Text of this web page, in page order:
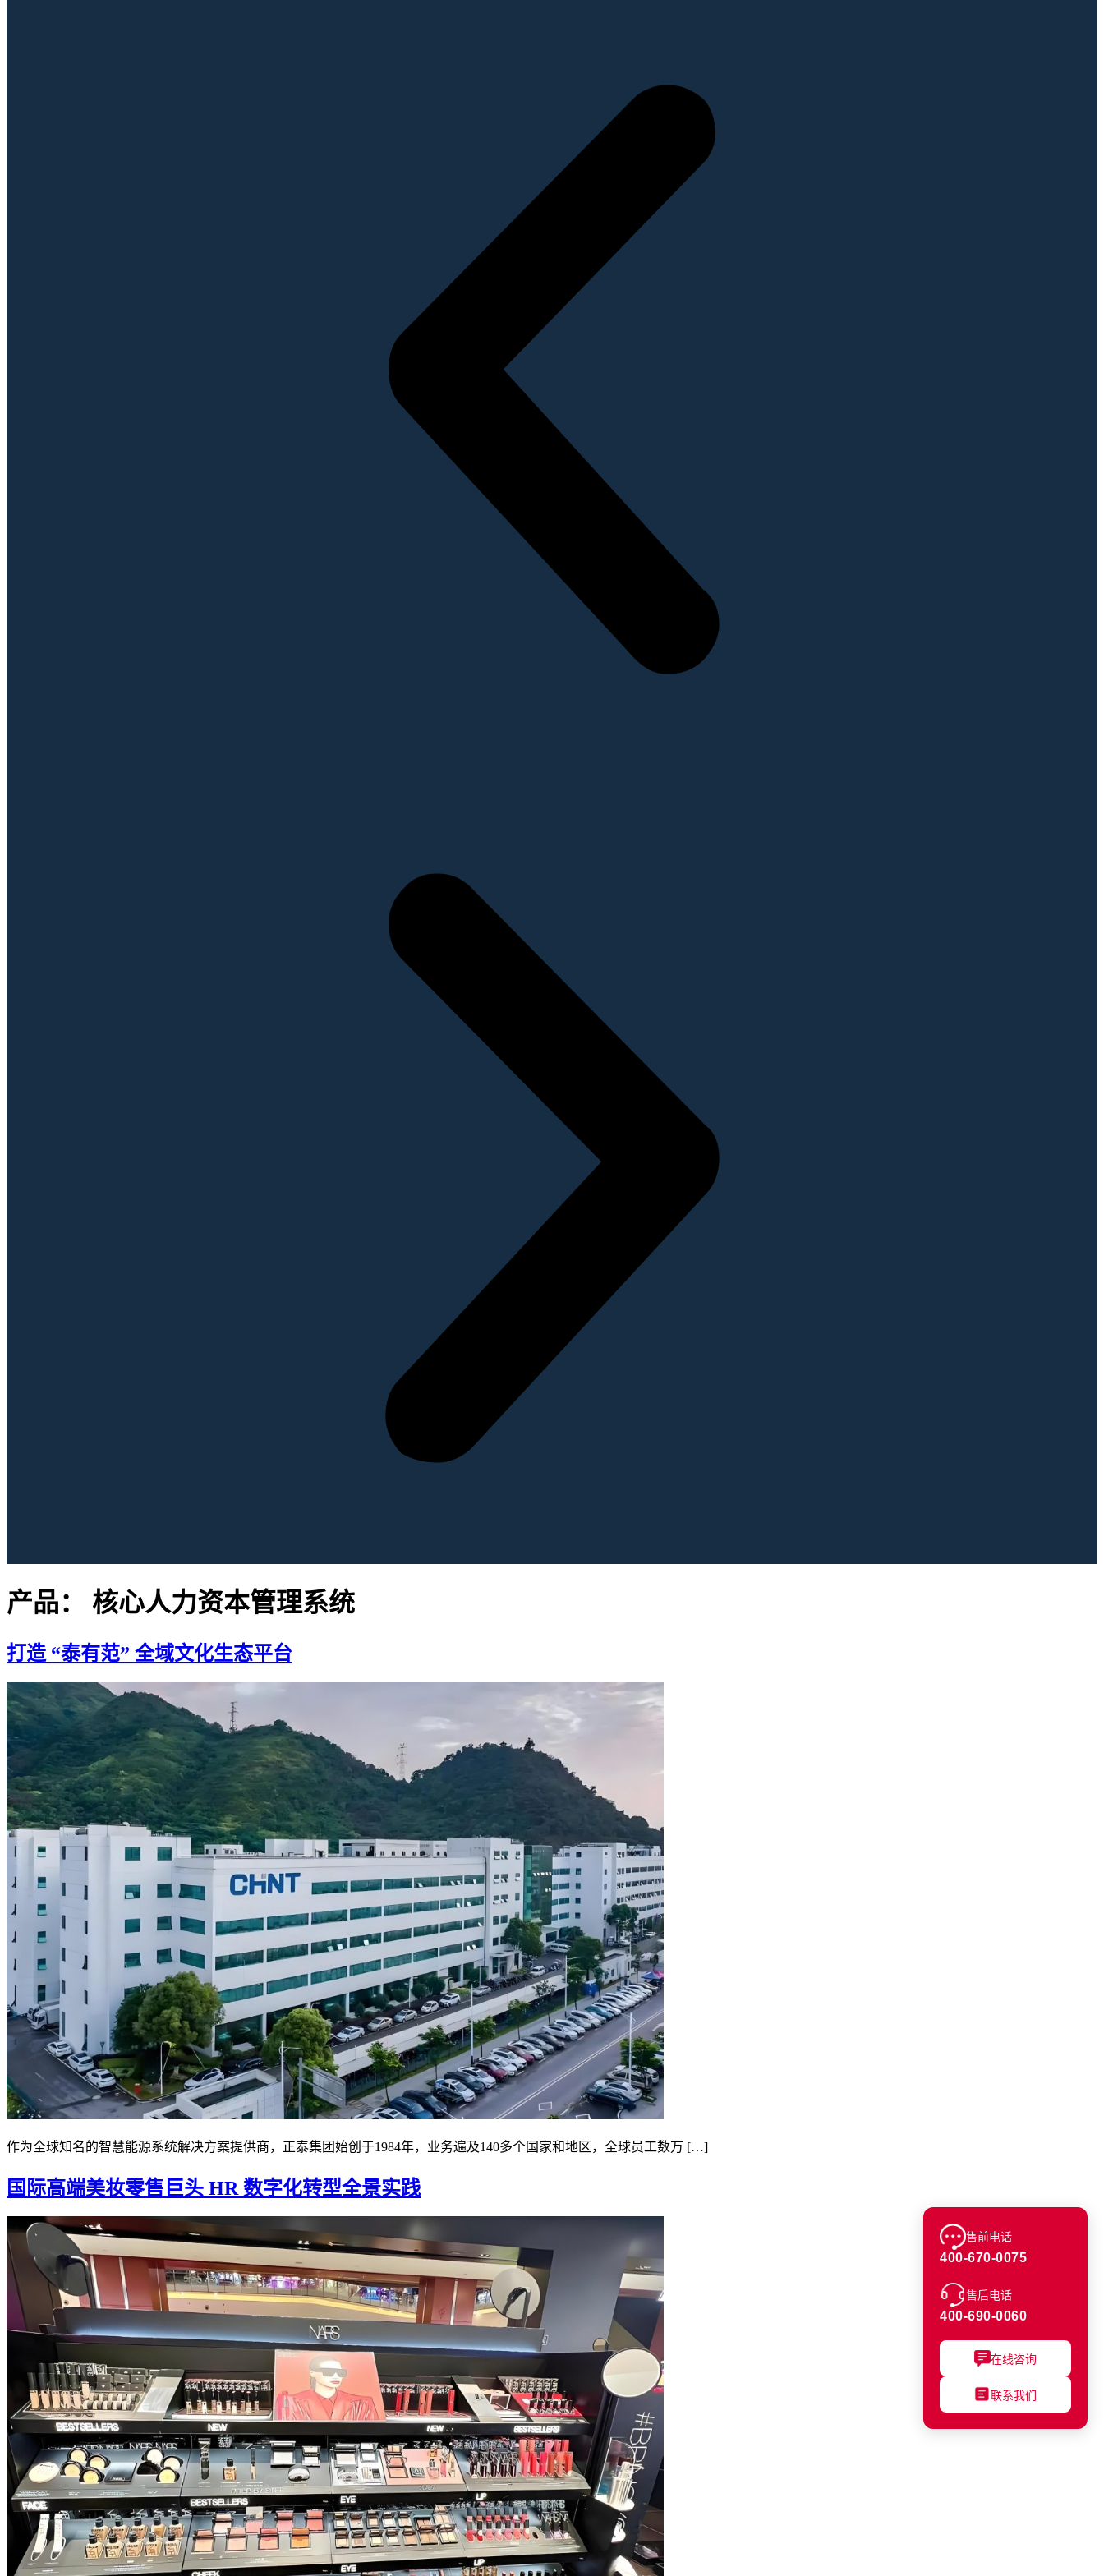
产品： 核心人力资本管理系统
打造 “泰有范” 全域文化生态平台
作为全球知名的智慧能源系统解决方案提供商，正泰集团始创于1984年，业务遍及140多个国家和地区，全球员工数万 […]
国际高端美妆零售巨头 HR 数字化转型全景实践
售前电话
400-670-0075
售后电话
400-690-0060
在线咨询
联系我们